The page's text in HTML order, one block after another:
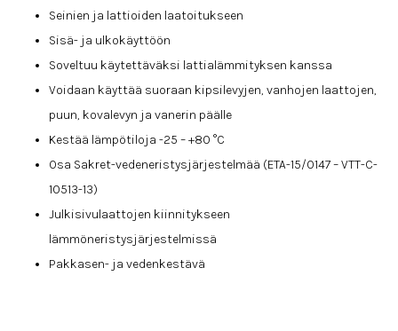
Seinien ja lattioiden laatoitukseen
Sisä- ja ulkokäyttöön
Soveltuu käytettäväksi lattialämmityksen kanssa
Voidaan käyttää suoraan kipsilevyjen, vanhojen laattojen,
puun, kovalevyn ja vanerin päälle
Kestää lämpötiloja -25 – +80 °C
Osa Sakret-vedeneristysjärjestelmää (ETA-15/0147 – VTT-C-
10513-13)
Julkisivulaattojen kiinnitykseen
lämmöneristysjärjestelmissä
Pakkasen- ja vedenkestävä